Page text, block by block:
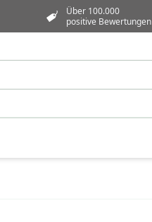
Über 100.000
positive Bewertungen